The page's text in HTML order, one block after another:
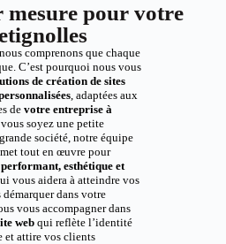
mesure pour votre
comprenons que chaque
C’est pourquoi nous vous
de création de sites
, adaptées aux
devotre entreprise à
soyez une petite
société, notre équipe
tout en œuvre pour
esthétique et
vous aidera à atteindre vos
dans votre
vous accompagner dans
webqui reflète l’identité
et attire vos clients